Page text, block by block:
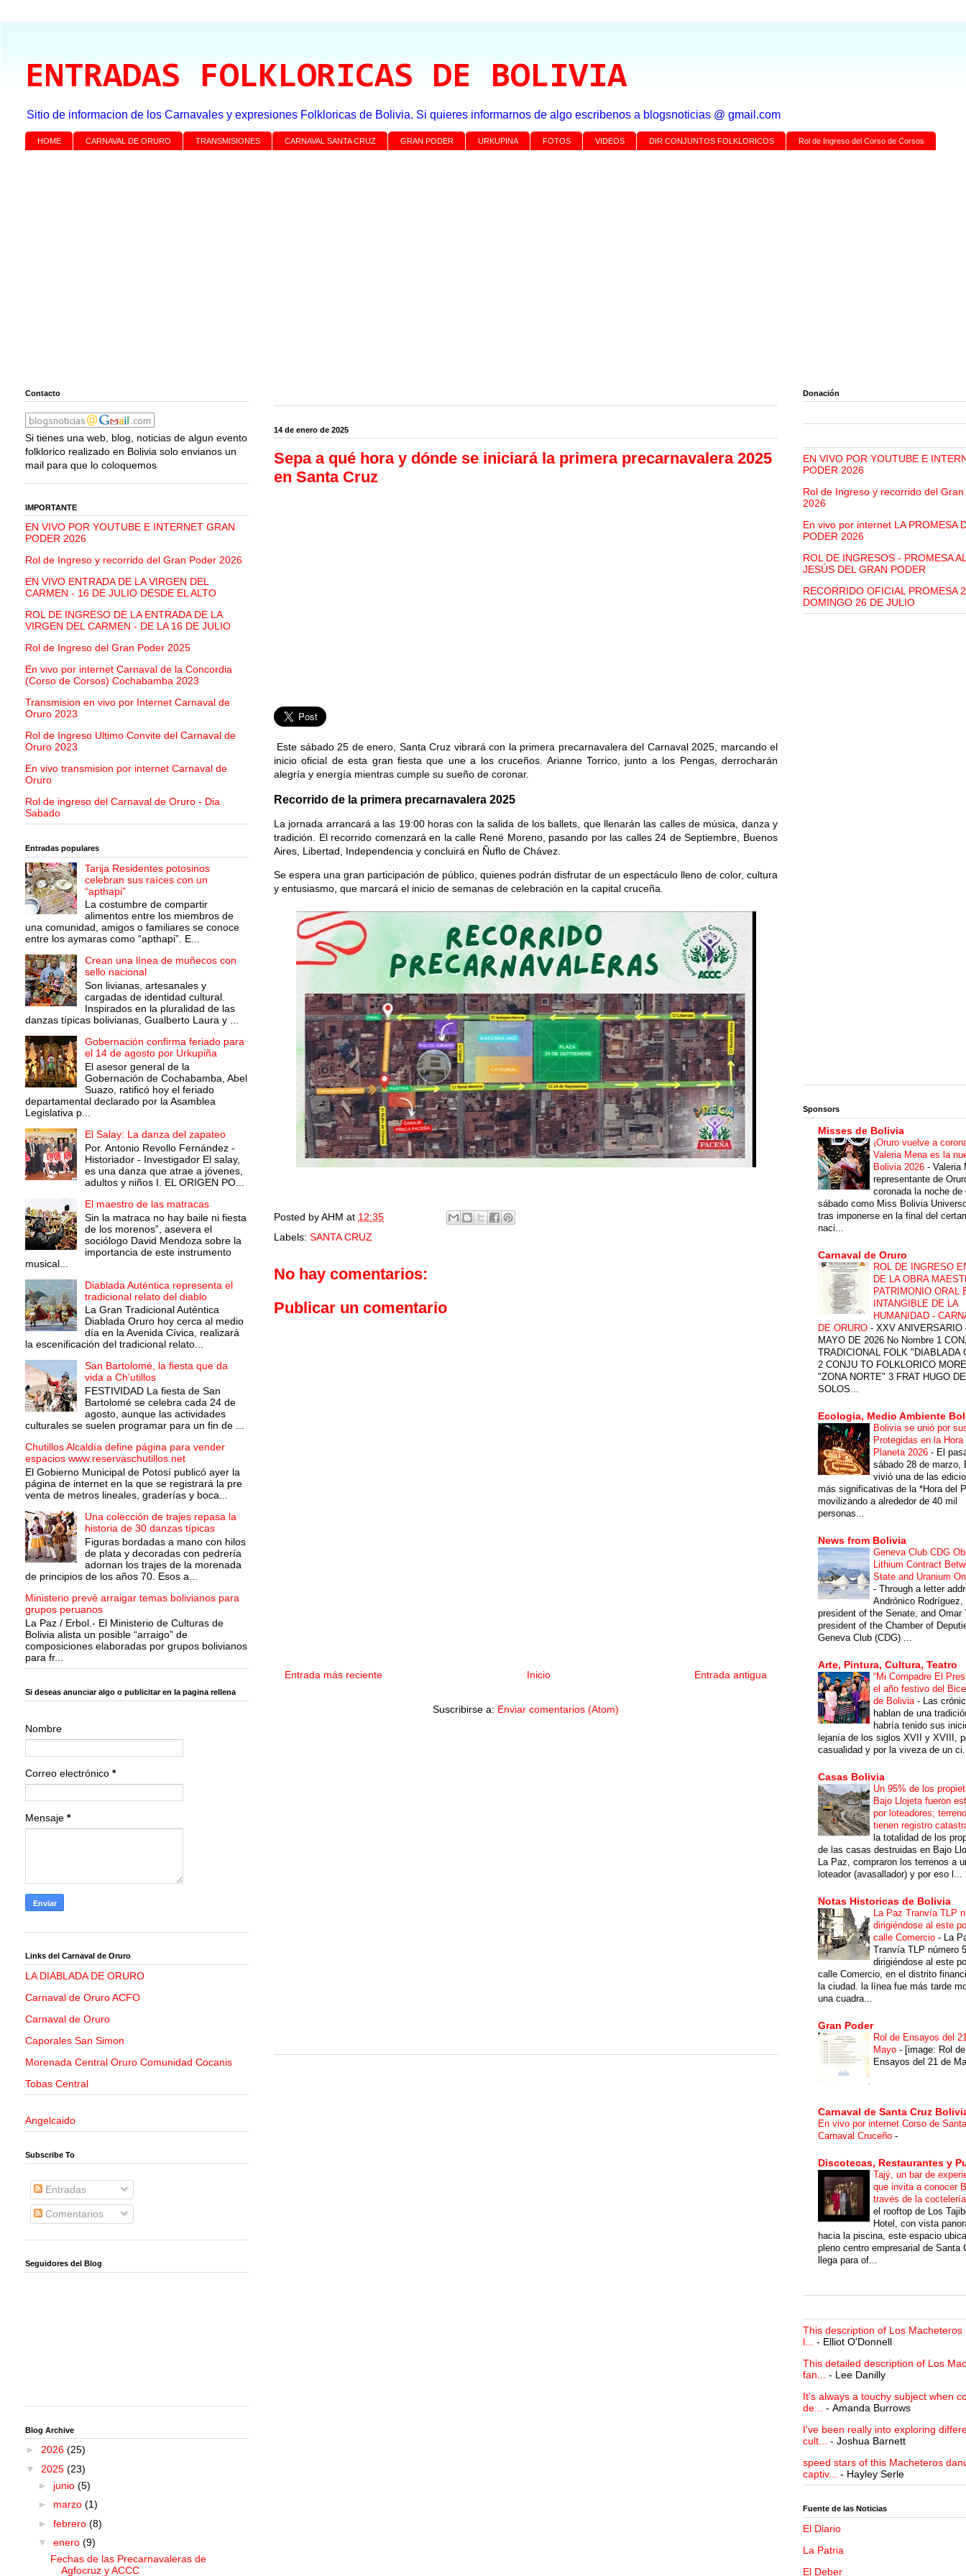
ENTRADAS FOLKLORICAS DE BOLIVIA
Sitio de informacion de los Carnavales y expresiones Folkloricas de Bolivia. Si quieres informarnos de algo escribenos a blogsnoticias @ gmail.com
HOME CARNAVAL DE ORURO TRANSMISIONES CARNAVAL SANTA CRUZ GRAN PODER URKUPINA FOTOS VIDEOS DIR CONJUNTOS FOLKLORICOS Rol de Ingreso del Corso de Corsos
14 de enero de 2025
Sepa a qué hora y dónde se iniciará la primera precarnavalera 2025
en Santa Cruz
Este sábado 25 de enero, Santa Cruz vibrará con la primera precarnavalera del Carnaval 2025, marcando el
inicio oficial de esta gran fiesta que une a los cruceños. Arianne Torrico, junto a los Pengas, derrocharán
alegría y energía mientras cumple su sueño de coronar.
Recorrido de la primera precarnavalera 2025
La jornada arrancará a las 19:00 horas con la salida de los ballets, que llenarán las calles de música, danza y
tradición. El recorrido comenzará en la calle René Moreno, pasando por las calles 24 de Septiembre, Buenos
Aires, Libertad, Independencia y concluirá en Ñuflo de Chávez.
Se espera una gran participación de público, quienes podrán disfrutar de un espectáculo lleno de color, cultura
y entusiasmo, que marcará el inicio de semanas de celebración en la capital cruceña.
Posted byAHM at 12:35
Labels: SANTA CRUZ
No hay comentarios:
Publicar un comentario
Entrada más reciente Entrada antigua
Inicio
Suscribirse a: Enviar comentarios (Atom)
Contacto
Si tienes una web, blog, noticias de algun evento
folklorico realizado en Bolivia solo envianos un
mail para que lo coloquemos
IMPORTANTE
EN VIVO POR YOUTUBE E INTERNET GRAN
PODER 2026
Rol de Ingreso y recorrido del Gran Poder 2026
EN VIVO ENTRADA DE LA VIRGEN DEL
CARMEN - 16 DE JULIO DESDE EL ALTO
ROL DE INGRESO DE LA ENTRADA DE LA
VIRGEN DEL CARMEN - DE LA 16 DE JULIO
Rol de Ingreso del Gran Poder 2025
En vivo por internet Carnaval de la Concordia
(Corso de Corsos) Cochabamba 2023
Transmision en vivo por Internet Carnaval de
Oruro 2023
Rol de Ingreso Ultimo Convite del Carnaval de
Oruro 2023
En vivo transmision por internet Carnaval de
Oruro
Rol de ingreso del Carnaval de Oruro - Dia
Sabado
Entradas populares
Tarija Residentes potosinos
celebran sus raíces con un
“apthapi”
La costumbre de compartir
alimentos entre los miembros de
una comunidad, amigos o familiares se conoce
entre los aymaras como “apthapi”. E...
Crean una línea de muñecos con
sello nacional
Son livianas, artesanales y
cargadas de identidad cultural.
Inspirados en la pluralidad de las
danzas típicas bolivianas, Gualberto Laura y ...
Gobernación confirma feriado para
el 14 de agosto por Urkupiña
El asesor general de la
Gobernación de Cochabamba, Abel
Suazo, ratificó hoy el feriado
departamental declarado por la Asamblea
Legislativa p...
El Salay: La danza del zapateo
Por. Antonio Revollo Fernández -
Historiador - Investigador El salay,
es una danza que atrae a jóvenes,
adultos y niños I. EL ORIGEN PO...
El maestro de las matracas
Sin la matraca no hay baile ni fiesta
de los morenos”, asevera el
sociólogo David Mendoza sobre la
importancia de este instrumento
musical...
Diablada Auténtica representa el
tradicional relato del diablo
La Gran Tradicional Auténtica
Diablada Oruro hoy cerca al medio
día en la Avenida Cívica, realizará
la escenificación del tradicional relato...
San Bartolomé, la fiesta que da
vida a Ch'utillos
FESTIVIDAD La fiesta de San
Bartolomé se celebra cada 24 de
agosto, aunque las actividades
culturales se suelen programar para un fin de ...
Chutillos Alcaldía define página para vender
espacios www.reservaschutillos.net
El Gobierno Municipal de Potosí publicó ayer la
página de internet en la que se registrará la pre
venta de metros lineales, graderías y boca...
Una colección de trajes repasa la
historia de 30 danzas típicas
Figuras bordadas a mano con hilos
de plata y decoradas con pedrería
adornan los trajes de la morenada
de principios de los años 70. Esos a...
Ministerio prevé arraigar temas bolivianos para
grupos peruanos
La Paz / Erbol.- El Ministerio de Culturas de
Bolivia alista un posible “arraigo” de
composiciones elaboradas por grupos bolivianos
para fr...
Si deseas anunciar algo o publicitar en la pagina rellena
Nombre
Correo electrónico *
Mensaje *
Links del Carnaval de Oruro
LA DIABLADA DE ORURO
Carnaval de Oruro ACFO
Carnaval de Oruro
Caporales San Simon
Morenada Central Oruro Comunidad Cocanis
Tobas Central
Angelcaido
Subscribe To
Entradas
Comentarios
Seguidores del Blog
Blog Archive
► 2026 (25)
▼ 2025 (23)
► junio (5)
► marzo (1)
► febrero (8)
▼ enero (9)
Fechas de las Precarnavaleras de
Agfocruz y ACCC
Donación
EN VIVO POR YOUTUBE E
PODER 2026
Rol de Ingreso y recorrido del
2026
En vivo por internet LA PROMESA
PODER 2026
ROL DE INGRESOS - PROMESA
JESÚS DEL GRAN PODER
RECORRIDO OFICIAL PROMESA
DOMINGO 26 DE JULIO
Sponsors
Misses de Bolivia
¡Oruro vuelve a
Valeria Mena es la
Bolivia 2026 - Valeria
representante de
coronada la noche de
sábado como Miss Bolivia
tras imponerse en la final del
naci...
Carnaval de Oruro
ROL DE INGRESO
DE LA OBRA
PATRIMONIO ORAL
INTANGIBLE DE LA
HUMANIDAD -
DE ORURO - XXV ANIVERSARIO
MAYO DE 2026 No Nombre 1
TRADICIONAL FOLK "DIABLADA
2 CONJU TO FOLKLORICO
"ZONA NORTE" 3 FRAT HUGO
SOLOS...
Ecologia, Medio Ambiente
Bolivia se unió por
Protegidas en la Hora
Planeta 2026 - El
sábado 28 de marzo,
vivió una de las
más significativas de la *Hora del
movilizando a alrededor de 40 mil
personas...
News from Bolivia
Geneva Club CDG
Lithium Contract
State and Uranium
- Through a letter
Andrónico Rodríguez,
president of the Senate, and Omar
president of the Chamber of
Geneva Club (CDG) ...
Arte, Pintura, Cultura, Teatro
“Mi Compadre El
el año festivo del
de Bolivia - Las
hablan de una
habría tenido sus
lejanía de los siglos XVII y XVIII,
casualidad y por la viveza de un
Casas Bolivia
Un 95% de los
Bajo Llojeta fueron
por loteadores;
tienen registro
la totalidad de los
de las casas destruidas en Bajo
La Paz, compraron los terrenos a
loteador (avasallador) y por eso l...
Notas Historicas de Bolivia
La Paz Tranvía TLP
dirigiéndose al este
calle Comercio - La
Tranvía TLP número 5
dirigiéndose al este
calle Comercio, en el distrito
la ciudad. la línea fue más tarde
una cuadra...
Gran Poder
Rol de Ensayos del
Mayo - [image: Rol de
Ensayos del 21 de
Carnaval de Santa Cruz
En vivo por internet Corso de
Carnaval Cruceño -
Discotecas, Restaurantes y
Tajý, un bar de
que invita a conocer
través de la
el rooftop de Los
Hotel, con vista
hacia la piscina, este espacio
pleno centro empresarial de Santa
llega para of...
This description of Los Macheteros
l...
- Elliot O'Donnell
This detailed description of Los
fan...
- Lee Danilly
It's always a touchy subject when
de...
- Amanda Burrows
I've been really into exploring
cult...
- Joshua Barnett
speed stars of this Macheteros
captiv...
- Hayley Serle
Fuente de las Noticias
El Diario
La Patria
El Deber